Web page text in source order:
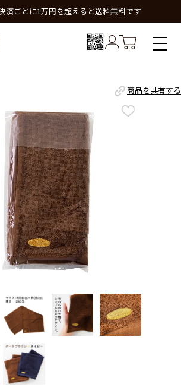
済ごとに1万円を超えると送料無料です
商品を共有する